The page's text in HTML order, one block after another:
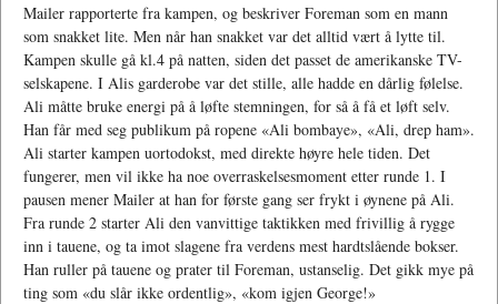
Mailer rapporterte fra kampen, og beskriver Foreman som en mann
som snakket lite. Men når han snakket var det alltid vært å lytte til.
Kampen skulle gå kl.4 på natten, siden det passet de amerikanske TV-
selskapene. I Alis garderobe var det stille, alle hadde en dårlig følelse.
Ali måtte bruke energi på å løfte stemningen, for så å få et løft selv.
Han får med seg publikum på ropene «Ali bombaye», «Ali, drep ham».
Ali starter kampen uortodokst, med direkte høyre hele tiden. Det
fungerer, men vil ikke ha noe overraskelsesmoment etter runde 1. I
pausen mener Mailer at han for første gang ser frykt i øynene på Ali.
Fra runde 2 starter Ali den vanvittige taktikken med frivillig å rygge
inn i tauene, og ta imot slagene fra verdens mest hardtslående bokser.
Han ruller på tauene og prater til Foreman, ustanselig. Det gikk mye på
ting som «du slår ikke ordentlig», «kom igjen George!»